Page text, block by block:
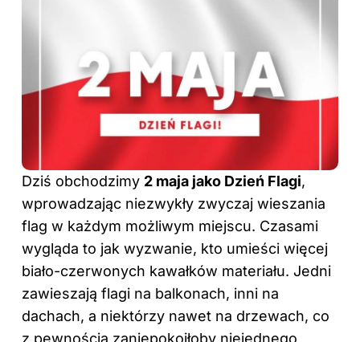
Dziś obchodzimy 2 maja jako Dzień Flagi,
wprowadzając niezwykły zwyczaj wieszania
flag w każdym możliwym miejscu. Czasami
wygląda to jak wyzwanie, kto umieści więcej
biało-czerwonych kawałków materiału. Jedni
zawieszają flagi na balkonach, inni na
dachach, a niektórzy nawet na drzewach, co
z pewnością zaniepokoiłoby niejednego